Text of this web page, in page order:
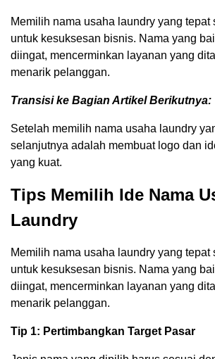
Memilih nama usaha laundry yang tepat
untuk kesuksesan bisnis. Nama yang
diingat, mencerminkan layanan yang
menarik pelanggan.
Transisi ke Bagian Artikel Berikutnya:
Setelah memilih nama usaha laundry
selanjutnya adalah membuat logo dan
yang kuat.
Tips Memilih Ide Nama
Laundry
Memilih nama usaha laundry yang tepat
untuk kesuksesan bisnis. Nama yang
diingat, mencerminkan layanan yang
menarik pelanggan.
Tip 1: Pertimbangkan Target Pasar